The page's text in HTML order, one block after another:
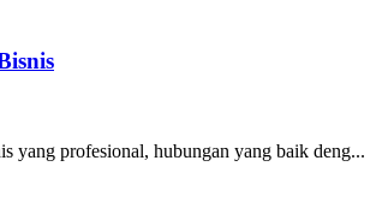
yang profesional, hubungan yang baik deng...